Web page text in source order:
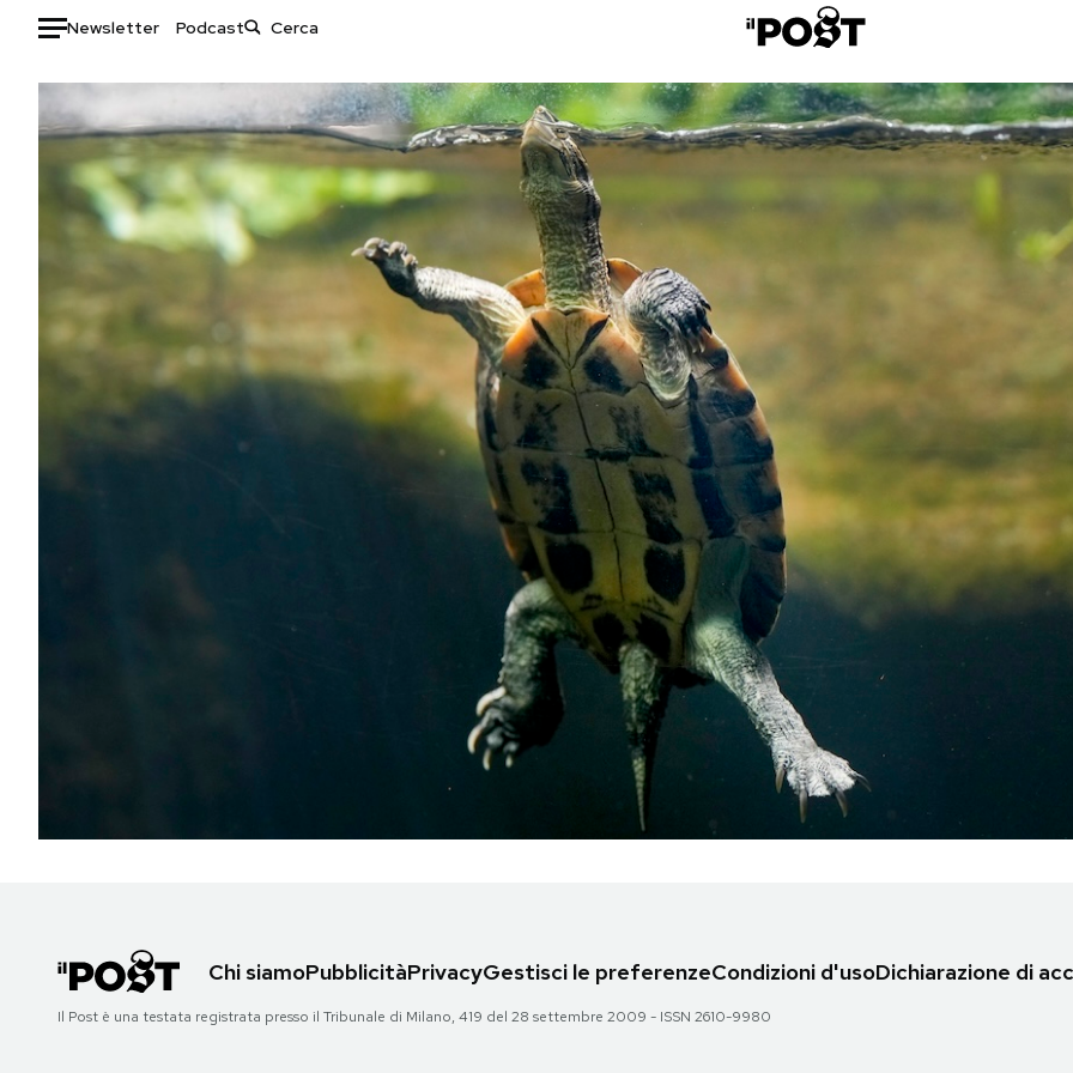
Newsletter Podcast
Auto
HOME
Italia
Mondo
Tecnologia
Internet
Scienza
Cultura
Moda
Libri
Consumismi
Ok Boomer!
Media
Europa
AREA PERSONALE
Area Personale
Chi siamoPubblicitàPrivacyGestisci le preferenzeCondizioni d'usoDichiarazione di
Il Post è una testata registrata presso il Tribunale di Milano, 419 del 28 settembre 2009 - ISSN 2610-9980